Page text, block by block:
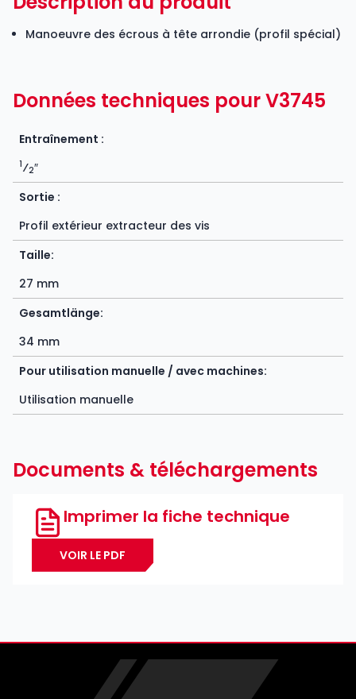
Manoeuvre des écrous à tête arrondie (profil spécial)
Données techniques pour V3745
Entraînement :
1⁄2″
Sortie :
Profil extérieur extracteur des vis
Taille:
27 mm
Gesamtlänge:
34 mm
Pour utilisation manuelle / avec machines:
Utilisation manuelle
Documents & téléchargements
Imprimer la fiche technique
VOIR LE PDF